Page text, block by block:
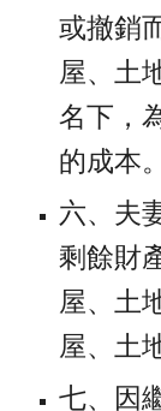
或撤銷
屋、土
名下，
的成本。
六、夫
剩餘財
屋、土
屋、土
七、因